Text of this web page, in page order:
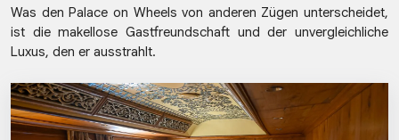
Was den Palace on Wheels von anderen Zügen unterscheidet,
ist die makellose Gastfreundschaft und der unvergleichliche
Luxus, den er ausstrahlt.